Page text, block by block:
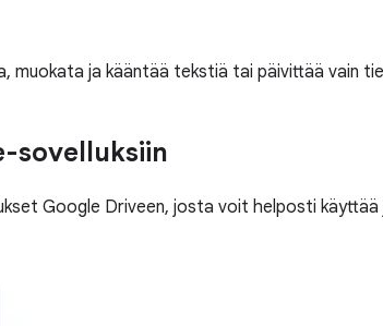
ja kääntää tekstiä tai päivittää vain
sovelluksiin
Google Driveen, josta voit helposti käyttää